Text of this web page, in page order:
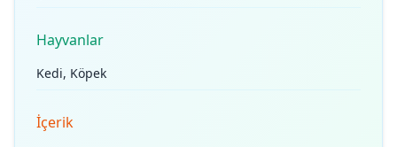
Hayvanlar
Kedi, Köpek
İçerik